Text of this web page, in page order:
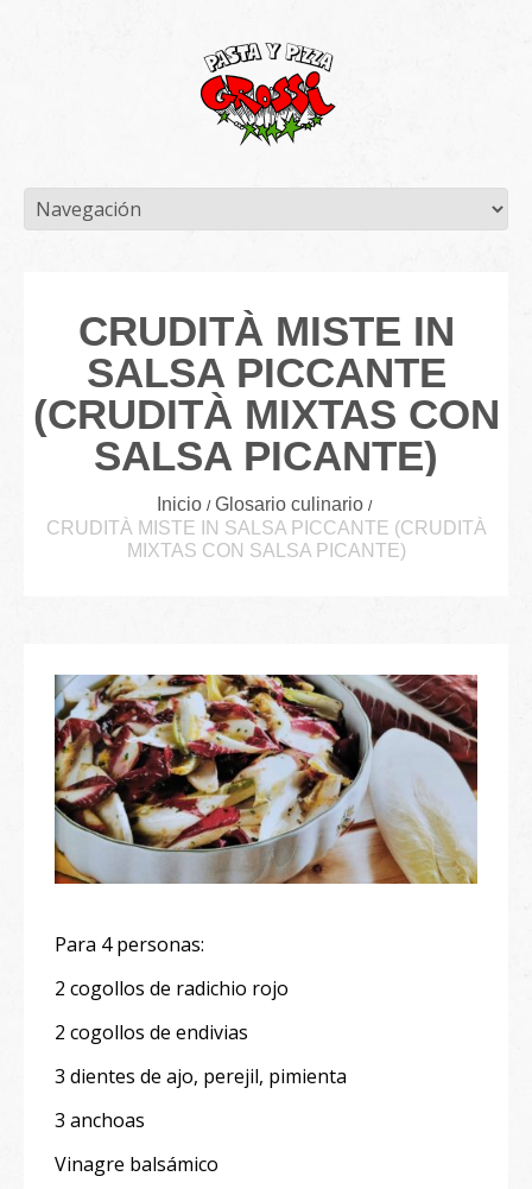
CRUDITÀ MISTE IN
SALSA PICCANTE
(CRUDITÀ MIXTAS CON
SALSA PICANTE)
Inicio
Glosario culinario
CRUDITÀ MISTE IN SALSA PICCANTE (CRUDITÀ
MIXTAS CON SALSA PICANTE)
Para 4 personas:
2 cogollos de radichio rojo
2 cogollos de endivias
3 dientes de ajo, perejil, pimienta
3 anchoas
Vinagre balsámico